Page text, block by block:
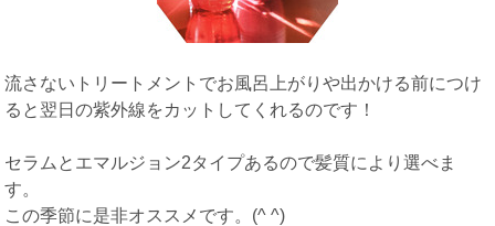
流さないトリートメントでお風呂上がりや出かける前につけ
ると翌日の紫外線をカットしてくれるのです！
セラムとエマルジョン2タイプあるので髪質により選べま
す。
この季節に是非オススメです。(^ ^)